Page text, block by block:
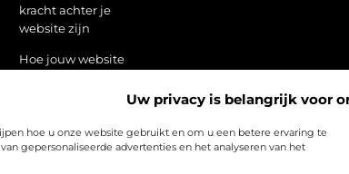
Uw privacy is belangrijk voor
hoe u onze website gebruikt en om u een betere ervaring te
gepersonaliseerde advertenties en het analyseren van het
kracht achter je
website zijn
Hoe jouw website